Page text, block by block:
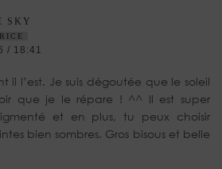
SKY
/ 18:41
il l’est. Je suis dégoutée que le soleil
que je le répare ! ^^ Il est super
et en plus, tu peux choisir
bien sombres. Gros bisous et belle